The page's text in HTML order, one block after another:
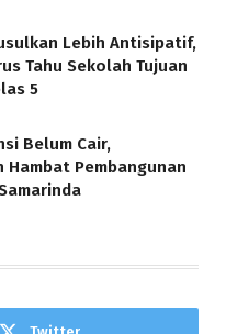
Lebih Antisipatif,
Tahu Sekolah Tujuan
5
Belum Cair,
Hambat Pembangunan